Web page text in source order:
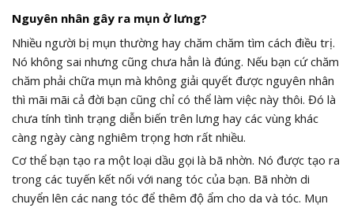
Nguyên nhân gây ra mụn ở lưng?
Nhiều người bị mụn thường hay chăm chăm tìm cách điều trị.
Nó không sai nhưng cũng chưa hẳn là đúng. Nếu bạn cứ chăm
chăm phải chữa mụn mà không giải quyết được nguyên nhân
thì mãi mãi cả đời bạn cũng chỉ có thể làm việc này thôi. Đó là
chưa tính tình trạng diễn biến trên lưng hay các vùng khác
càng ngày càng nghiêm trọng hơn rất nhiều.
Cơ thể bạn tạo ra một loại dầu gọi là bã nhờn. Nó được tạo ra
trong các tuyến kết nối với nang tóc của bạn. Bã nhờn di
chuyển lên các nang tóc để thêm độ ẩm cho da và tóc. Mụn